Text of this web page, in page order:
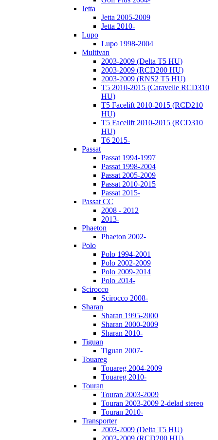
Jetta
Jetta 2005-2009
Jetta 2010-
Lupo
Lupo 1998-2004
Multivan
2003-2009 (Delta T5 HU)
2003-2009 (RCD200 HU)
2003-2009 (RNS2 T5 HU)
T5 2010-2015 (Caravelle RCD310
HU)
T5 Facelift 2010-2015 (RCD210
HU)
T5 Facelift 2010-2015 (RCD310
HU)
T6 2015-
Passat
Passat 1994-1997
Passat 1998-2004
Passat 2005-2009
Passat 2010-2015
Passat 2015-
Passat CC
2008 - 2012
2013-
Phaeton
Phaeton 2002-
Polo
Polo 1994-2001
Polo 2002-2009
Polo 2009-2014
Polo 2014-
Scirocco
Scirocco 2008-
Sharan
Sharan 1995-2000
Sharan 2000-2009
Sharan 2010-
Tiguan
Tiguan 2007-
Touareg
Touareg 2004-2009
Touareg 2010-
Touran
Touran 2003-2009
Touran 2003-2009 2-delad stereo
Touran 2010-
Transporter
2003-2009 (Delta T5 HU)
2003-2009 (RCD200 HU)